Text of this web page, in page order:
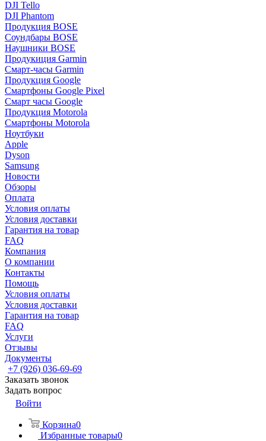
DJI Tello
DJI Phantom
Продукция BOSE
Соундбары BOSE
Наушники BOSE
Продукиция Garmin
Смарт-часы Garmin
Продукция Google
Смартфоны Google Pixel
Смарт часы Google
Продукция Motorola
Смартфоны Motorola
Ноутбуки
Apple
Dyson
Samsung
Новости
Обзоры
Оплата
Условия оплаты
Условия доставки
Гарантия на товар
FAQ
Компания
О компании
Контакты
Помощь
Условия оплаты
Условия доставки
Гарантия на товар
FAQ
Услуги
Отзывы
Документы
+7 (926) 036-69-69
Заказать звонок
Задать вопрос
Войти
Корзина0
Избранные товары0